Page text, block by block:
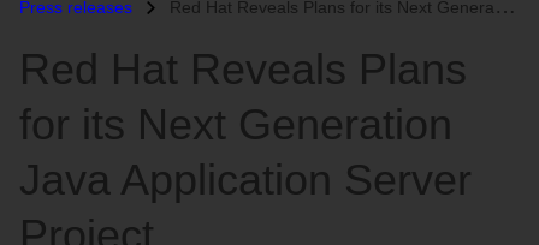
Press releases Red Hat Reveals Plans for its Next Generation Java Application Server...
Red Hat Reveals Plans
for its Next Generation
Java Application Server
Project